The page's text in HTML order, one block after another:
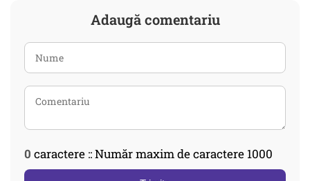
Adaugă comentariu
0 caractere :: Număr maxim de caractere 1000